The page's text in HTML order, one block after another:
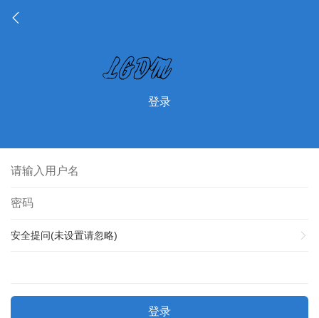
登录
安全提问(未设置请忽略)
登录